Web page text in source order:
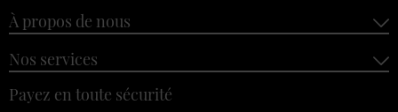
À propos de nous
Nos services
Payez en toute sécurité